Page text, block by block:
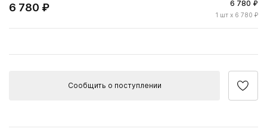
6 780 ₽ 6 780 ₽
1 шт x 6 780 ₽
Сообщить о поступлении